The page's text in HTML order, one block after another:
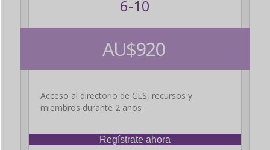
6-10
AU$920
Acceso al directorio de CLS, recursos y
miembros durante 2 años
Regístrate ahora